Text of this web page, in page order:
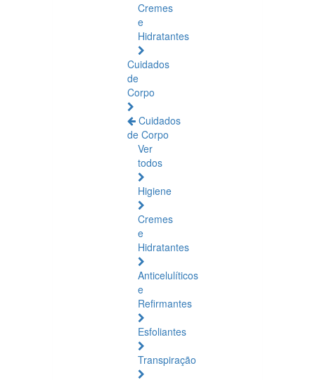
Cremes
e
Hidratantes
Cuidados
de
Corpo
Cuidados
de Corpo
Ver
todos
Higiene
Cremes
e
Hidratantes
Anticelulíticos
e
Refirmantes
Esfoliantes
Transpiração